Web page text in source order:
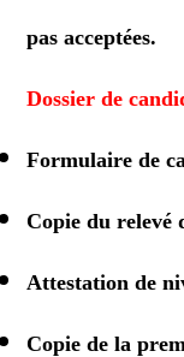
pas acceptées.
Dossier de
Formulaire de
Copie du relevé
Attestation de
Copie de la